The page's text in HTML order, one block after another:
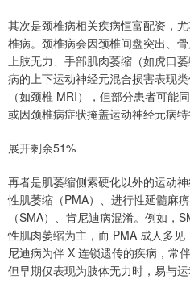
其次是颈椎病相关疾病恒富配资，
椎病。颈椎病会因颈椎间盘突出、
上肢无力、手部肌肉萎缩（如虎口
病的上下运动神经元混合损害表现
（如颈椎 MRI），但部分患者可能
或因颈椎病症状掩盖运动神经元病特
展开剩余51%
再者是肌萎缩侧索硬化以外的运动
性肌萎缩（PMA）、进行性延髓麻
（SMA）、肯尼迪病混淆。例如，
性肌肉萎缩为主，而 PMA 成人多
尼迪病为伴 X 连锁遗传的疾病，常
但早期仅表现为肢体无力时，易与运